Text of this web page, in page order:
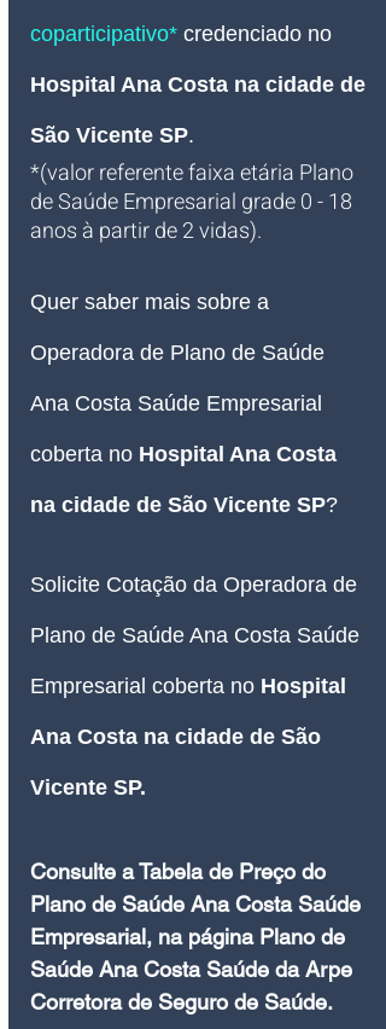
coparticipativo* credenciado no
Hospital Ana Costa na cidade de
São Vicente SP.
*(valor referente faixa etária Plano
de Saúde Empresarial grade 0 - 18
anos à partir de 2 vidas).
Quer saber mais sobre a
Operadora de Plano de Saúde
Ana Costa Saúde Empresarial
coberta no Hospital Ana Costa
na cidade de São Vicente SP?
Solicite Cotação da Operadora de
Plano de Saúde Ana Costa Saúde
Empresarial coberta no Hospital
Ana Costa na cidade de São
Vicente SP.
Consulte a Tabela de Preço do
Plano de Saúde Ana Costa Saúde
Empresarial, na página Plano de
Saúde Ana Costa Saúde da Arpe
Corretora de Seguro de Saúde.